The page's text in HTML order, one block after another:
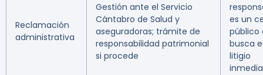
Reclamación
administrativa
Gestión ante el Servicio
Cántabro de Salud y
aseguradoras; trámite de
responsabilidad patrimonial
si procede
es un
público
busca
litigio